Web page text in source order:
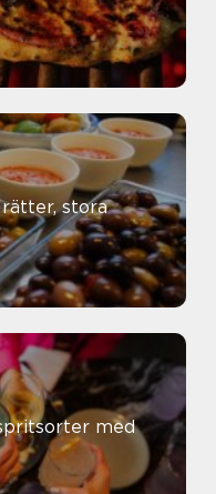
stora
med